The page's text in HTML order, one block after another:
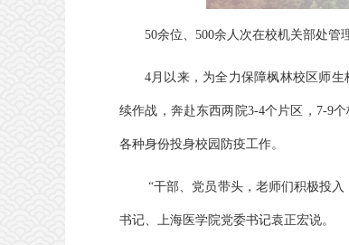
50余位、500余人次在校机关部处
4月以来，为全力保障枫林校区师
续作战，奔赴东西两院3-4个片区，7-9
各种身份投身校园防疫工作。
“干部、党员带头，老师们积极投
书记、上海医学院党委书记袁正宏说。